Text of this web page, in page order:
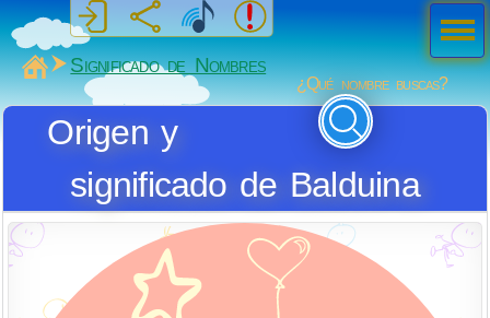
MiSabueso
Significado de Nombres
¿Qué nombre buscas?
Origen y
significado de Balduina
Men
ú